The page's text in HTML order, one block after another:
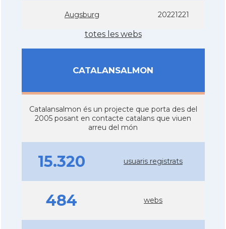
Augsburg 20221221
totes les webs
CATALANSALMON
Catalansalmon és un projecte que porta des del
2005 posant en contacte catalans que viuen
arreu del món
15.320 usuaris registrats
484 webs